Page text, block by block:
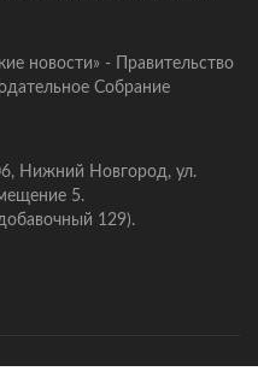
новости» - Правительство
Собрание
Нижний Новгород, ул.
5.
129).